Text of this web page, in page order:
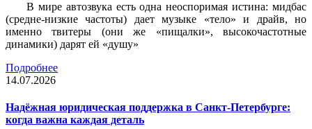
В мире автозвука есть одна неоспоримая истина: мидбас
(средне-низкие частоты) дает музыке «тело» и драйв, но
именно твитеры (они же «пищалки», высокочастотные
динамики) дарят ей «душу»
Подробнее
14.07.2026
Надёжная юридическая поддержка в Санкт-Петербурге:
когда важна каждая деталь